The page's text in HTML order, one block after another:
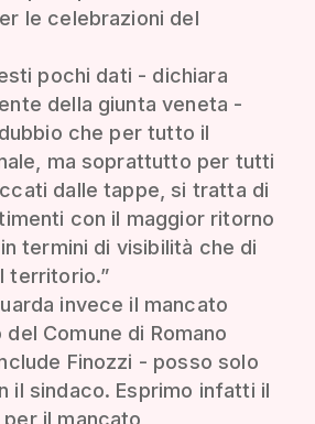
le celebrazioni del
pochi dati - dichiara
della giunta veneta -
che per tutto il
ma soprattutto per tutti
dalle tappe, si tratta di
con il maggior ritorno
termini di visibilità che di
territorio.”
invece il mancato
Comune di Romano
Finozzi - posso solo
il sindaco. Esprimo infatti il
il mancato